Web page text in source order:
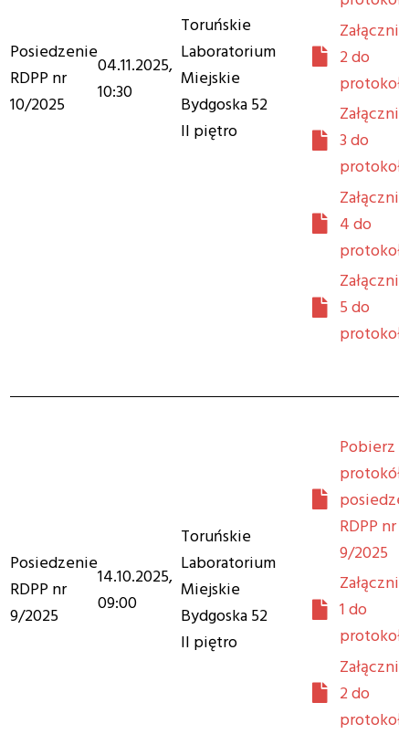
Posiedzenie
RDPP nr
10/2025
04.11.2025,
10:30
Toruńskie
Laboratorium
Miejskie
Bydgoska 52
II piętro
2 do
3 do
4 do
5 do
Posiedzenie
RDPP nr
9/2025
14.10.2025,
09:00
Toruńskie
Laboratorium
Miejskie
Bydgoska 52
II piętro
Pobierz
protokół
RDPP nr
9/2025
1 do
2 do